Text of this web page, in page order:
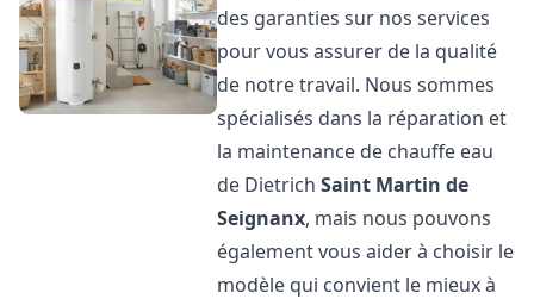
des garanties sur nos services
pour vous assurer de la qualité
de notre travail. Nous sommes
spécialisés dans la réparation et
la maintenance de chauffe eau
de DietrichSaint Martin de
Seignanx, mais nous pouvons
également vous aider à choisir le
modèle qui convient le mieux à